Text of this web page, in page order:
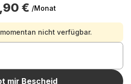
€ /Monat
nicht verfügbar.
mir Bescheid